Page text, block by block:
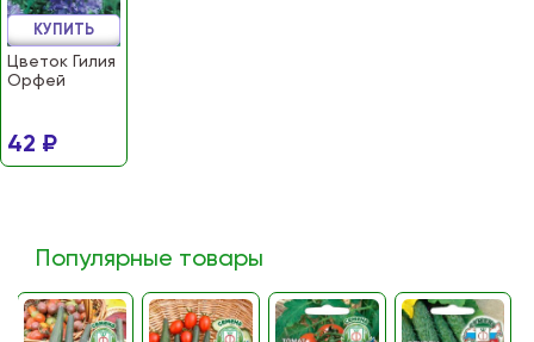
Цветок Гилия
Орфей
42 ₽
КУПИТЬ
Популярные товары